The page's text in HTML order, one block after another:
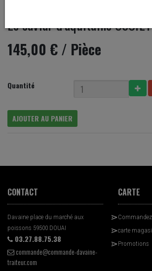
Le caviar d'aquitaine
145,00 €/ Pièce
Quantité
AJOUTER AU PANIER
CONTACT
Davaine place du marché aux
poissons 59500 DOUAI
03.27.88.75.38
commande@commande-davaine-
traiteur.com
CARTE
carte
Promotions